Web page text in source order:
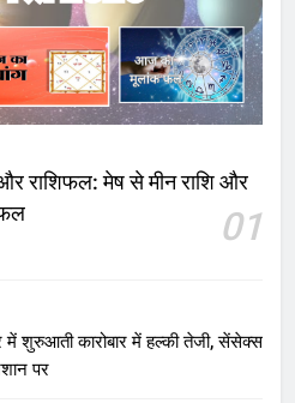
राशिफल: मेष से मीन राशि और
01
में शुरुआती कारोबार में हल्की तेजी, सेंसेक्स
पर